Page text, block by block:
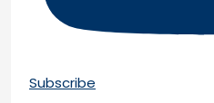
Subscribe